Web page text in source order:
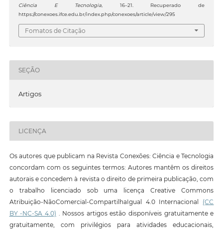
Ciência E Tecnologia, 16–21. Recuperado de
https://conexoes.ifce.edu.br/index.php/conexoes/article/view/295
Fomatos de Citação
SEÇÃO
Artigos
LICENÇA
Os autores que publicam na Revista Conexões: Ciência e Tecnologia
concordam com os seguintes termos: Autores mantêm os direitos
autorais e concedem à revista o direito de primeira publicação, com
o trabalho licenciado sob uma licença Creative Commons
Atribuição-NãoComercial-CompartilhaIgual 4.0 Internacional (CC
BY -NC-SA 4.0) . Nossos artigos estão disponíveis gratuitamente e
gratuitamente, com privilégios para atividades educacionais,